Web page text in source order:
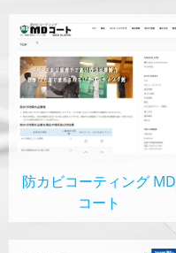
防カビコーティング MD
コート